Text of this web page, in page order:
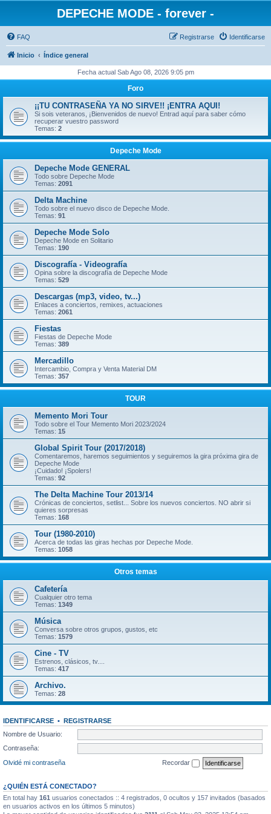
DEPECHE MODE - forever -
FAQ Identificarse
Registrarse
Inicio Índice general
Fecha actual Sab Ago 08, 2026 9:05 pm
Foro
¡¡TU CONTRASEÑA YA NO SIRVE!! ¡ENTRA AQUI!
Si sois veteranos, ¡Bienvenidos de nuevo! Entrad aquí para saber cómo
recuperar vuestro password
Temas: 2
Depeche Mode
Depeche Mode GENERAL
Todo sobre Depeche Mode
Temas: 2091
Delta Machine
Todo sobre el nuevo disco de Depeche Mode.
Temas: 91
Depeche Mode Solo
Depeche Mode en Solitario
Temas: 190
Discografía - Videografía
Opina sobre la discografía de Depeche Mode
Temas: 529
Descargas (mp3, video, tv...)
Enlaces a conciertos, remixes, actuaciones
Temas: 2061
Fiestas
Fiestas de Depeche Mode
Temas: 389
Mercadillo
Intercambio, Compra y Venta Material DM
Temas: 357
TOUR
Memento Mori Tour
Todo sobre el Tour Memento Mori 2023/2024
Temas: 15
Global Spirit Tour (2017/2018)
Comentaremos, haremos seguimientos y seguiremos la gira próxima gira de
Depeche Mode
¡Cuidado! ¡Spolers!
Temas: 92
The Delta Machine Tour 2013/14
Crónicas de conciertos, setlist... Sobre los nuevos conciertos. NO abrir si
quieres sorpresas
Temas: 168
Tour (1980-2010)
Acerca de todas las giras hechas por Depeche Mode.
Temas: 1058
Otros temas
Cafetería
Cualquier otro tema
Temas: 1349
Música
Conversa sobre otros grupos, gustos, etc
Temas: 1579
Cine - TV
Estrenos, clásicos, tv....
Temas: 417
Archivo.
Temas: 28
IDENTIFICARSE • REGISTRARSE
Nombre de Usuario:
Contraseña:
Olvidé mi contraseña
Recordar
¿QUIÉN ESTÁ CONECTADO?
En total hay 161 usuarios conectados :: 4 registrados, 0 ocultos y 157 invitados (basados
en usuarios activos en los últimos 5 minutos)